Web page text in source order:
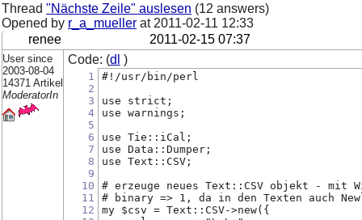
Thread "Nächste Zeile" auslesen (12 answers)
Opened by r_a_mueller at 2011-02-11 12:33
renee
2011-02-15 07:37
User since
2003-08-04
14371 Artikel
ModeratorIn
Code: (dl )
1
2
3
4
5
6
7
8
9
10
11
12
#!/usr/bin/perl
use strict;
use warnings;
use Tie::iCal;
use Data::Dumper;
use Text::CSV;
# erzeuge neues Text::CSV objekt - mit
# binary => 1, da in den Texten auch
my $csv = Text::CSV->new({